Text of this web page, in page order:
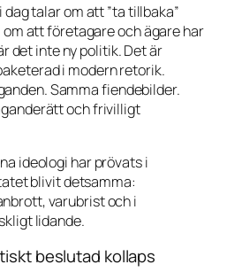
talar om att ”ta tillbaka”
om att företagare och ägare har
det inte ny politik. Det är
i modern retorik.
Samma fiendebilder.
och frivilligt
ideologi har prövats i
blivit detsamma:
varubrist och i
lidande.
beslutad kollaps